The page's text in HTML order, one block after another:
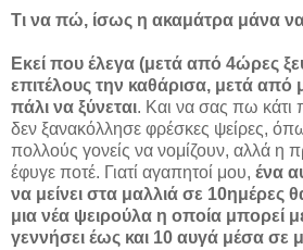
Τι να πώ, ίσως η ακαμάτρα μάνα να
Εκεί που έλεγα (μετά από 4ώρες
επιτέλους την καθάρισα, μετά από
πάλι να ξύνεται. Και να σας πω κάτι
δεν ξανακόλλησε φρέσκες ψείρες,
πολλούς γονείς να νομίζουν, αλλά η
έφυγε ποτέ. Γιατί αγαπητοί μου, ένα
να μείνει στα μαλλιά σε 10ημέρες
μια νέα ψειρούλα η οποία μπορεί
γεννήσει έως και 10 αυγά μέσα σε